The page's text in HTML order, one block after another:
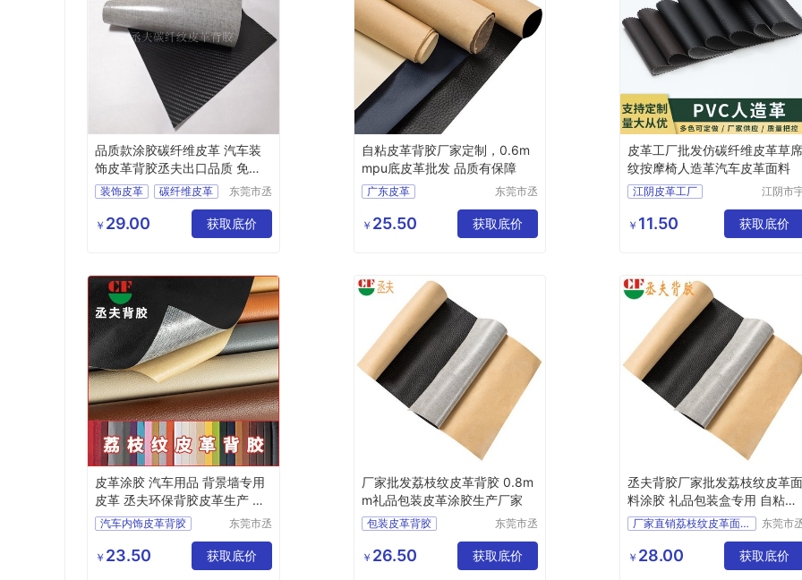
品质款涂胶碳纤维皮革 汽车装
饰皮革背胶丞夫出口品质 免费
拿样
装饰皮革
碳纤维皮革
汽车装饰皮革背胶
东莞市丞
品有限公
司
￥ 29.00 获取底价
自粘皮革背胶厂家定制，0.6m
mpu底皮革批发 品质有保障
广东皮革
背胶皮革
东莞市丞
品有限公
司
￥ 25.50 获取底价
皮革工厂批发仿碳纤维皮革草席
纹按摩椅人造革汽车皮革面料
江阴皮革工厂
江阴市
限公司
￥ 11.50 获取底价
皮革涂胶 汽车用品 背景墙专用
皮革 丞夫环保背胶皮革生产 厂
家批发
汽车内饰皮革背胶
定制批发
皮革上不干胶
东莞市丞
品有限公
司
￥ 23.50 获取底价
厂家批发荔枝纹皮革背胶 0.8m
m礼品包装皮革涂胶生产厂家
包装皮革背胶
直销背胶
包装背胶
东莞市丞
品有限公
司
￥ 26.50 获取底价
丞夫背胶厂家批发荔枝纹皮革面
料涂胶 礼品包装盒专用 自粘皮
革加工
厂家直销荔枝纹皮革面料背胶
背胶皮革
销荔枝纹皮革面料背胶
东莞市
品有限公
司
￥ 28.00 获取底价